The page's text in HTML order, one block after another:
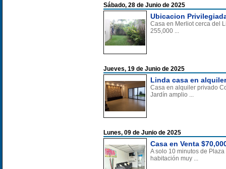
Sábado, 28 de Junio de 2025
Ubicacion
Casa en Merliot cerca del
255,000 ...
Jueves, 19 de Junio de 2025
Linda casa en
Casa en alquiler privado
Jardín amplio ...
Lunes, 09 de Junio de 2025
Casa en Venta
A solo 10 minutos de
habitación muy ...